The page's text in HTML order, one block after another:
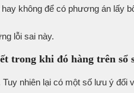
không để có phương án lấy
lỗi sai này.
trong khi đó hàng trên sổ
nhiên lại có một số lưu ý